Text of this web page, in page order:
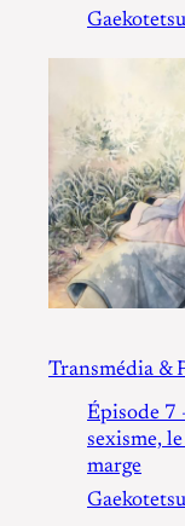
Gaekotetsu
Transmédia &
Épisode 7
sexisme,
marge
Gaekotetsu